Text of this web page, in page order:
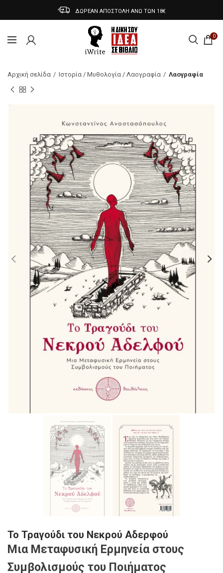
ΔΩΡΕΑΝ ΑΠΟΣΤΟΛΗ ΑΝΩ ΤΩΝ 18€
0
Αρχική σελίδα Ιστορία / Μυθολογία / Λαογραφία Λαογραφία
Το Τραγούδι του Νεκρού Αδερφού
Μια Μεταφυσική Ερµηνεία στους
Συµβολισµούς του Ποιήµατος